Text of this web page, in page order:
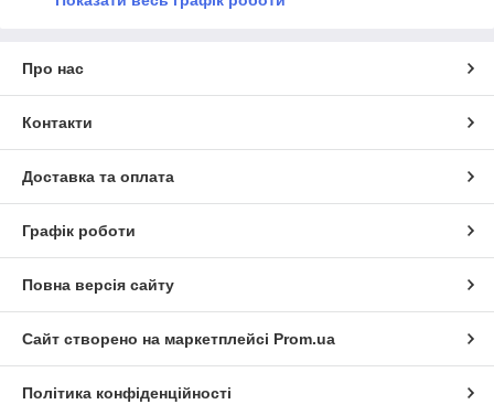
Про нас
Контакти
Доставка та оплата
Графік роботи
Повна версія сайту
Сайт створено на маркетплейсі Prom.ua
Політика конфіденційності